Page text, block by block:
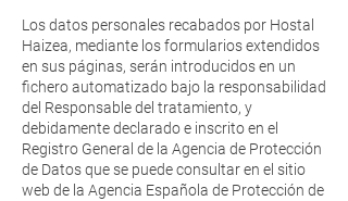
Los datos personales recabados por Hostal
Haizea, mediante los formularios extendidos
en sus páginas, serán introducidos en un
fichero automatizado bajo la responsabilidad
del Responsable del tratamiento, y
debidamente declarado e inscrito en el
Registro General de la Agencia de Protección
de Datos que se puede consultar en el sitio
web de la Agencia Española de Protección de